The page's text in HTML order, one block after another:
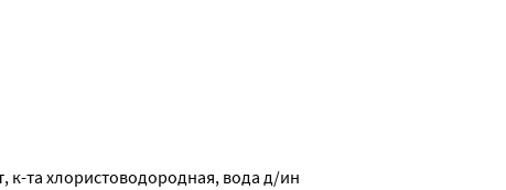
к-та хлористоводородная, вода д/ин